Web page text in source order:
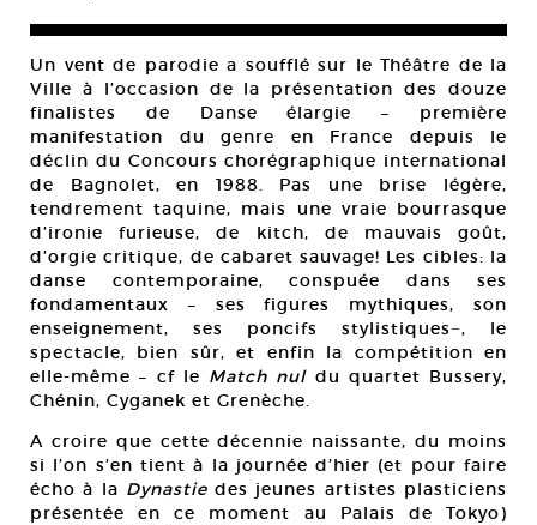
Un vent de parodie a soufflé sur le Théâtre de la
Ville à l’occasion de la présentation des douze
finalistes de Danse élargie – première
manifestation du genre en France depuis le
déclin du Concours chorégraphique international
de Bagnolet, en 1988. Pas une brise légère,
tendrement taquine, mais une vraie bourrasque
d’ironie furieuse, de kitch, de mauvais goût,
d’orgie critique, de cabaret sauvage! Les cibles: la
danse contemporaine, conspuée dans ses
fondamentaux – ses figures mythiques, son
enseignement, ses poncifs stylistiques−, le
spectacle, bien sûr, et enfin la compétition en
elle-même – cf le Match nul du quartet Bussery,
Chénin, Cyganek et Grenèche.
A croire que cette décennie naissante, du moins
si l’on s’en tient à la journée d’hier (et pour faire
écho à la Dynastiedes jeunes artistes plasticiens
présentée en ce moment au Palais de Tokyo)